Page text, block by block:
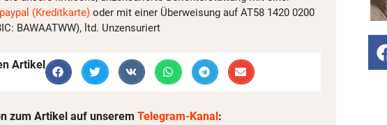
paypal (Kreditkarte) oder mit einer Überweisung auf AT58 1420 0200
BAWAATWW), ltd. Unzensuriert
Artikel
zum Artikel auf unserem Telegram-Kanal: